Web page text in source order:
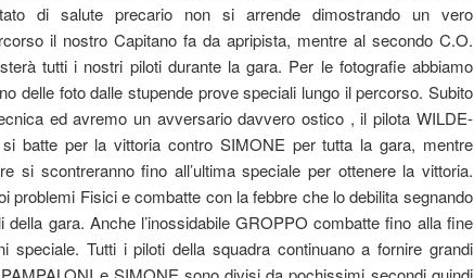
di salute precario non si arrende dimostrando un vero
il nostro Capitano fa da apripista, mentre al secondo C.O.
tutti i nostri piloti durante la gara. Per le fotografie abbiamo
delle foto dalle stupende prove speciali lungo il percorso. Subito
ed avremo un avversario davvero ostico , il pilota WILDE-
batte per la vittoria contro SIMONE per tutta la gara, mentre
si scontreranno fino all’ultima speciale per ottenere la vittoria.
problemi Fisici e combatte con la febbre che lo debilita segnando
gara. Anche l’inossidabile GROPPO combatte fino alla fine
speciale. Tutti i piloti della squadra continuano a fornire grandi